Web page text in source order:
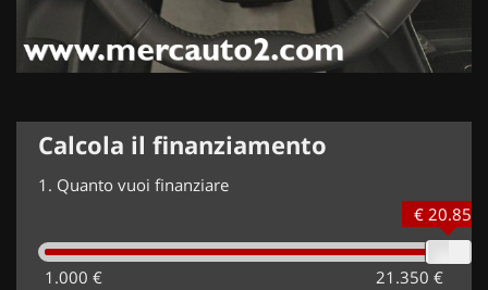
Calcola il finanziamento
1. Quanto vuoi finanziare
1.000 € 21.350 €
€ 20.850